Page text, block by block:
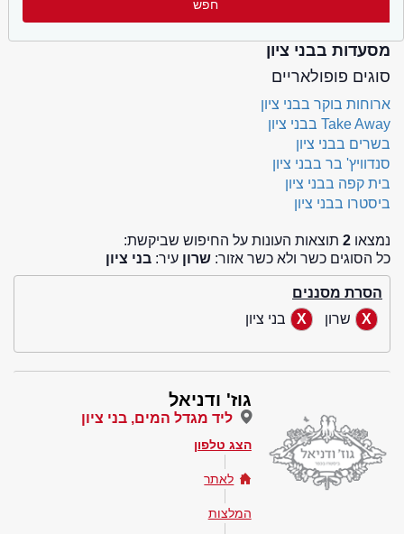
מסעדות בבני ציון
סוגים פופולאריים
ארוחות בוקר בבני ציון
Take Away בבני ציון
בשרים בבני ציון
סנדוויץ' בר בבני ציון
בית קפה בבני ציון
ביסטרו בבני ציון
נמצאו 2 תוצאות העונות על החיפוש שביקשת:
כל הסוגים כשר ולא כשר אזור: שרון עיר: בני ציון
הסרת מסננים
שרון
בני ציון
גוז' ודניאל
ליד מגדל המים, בני ציון
הצג טלפון
לאתר
המלצות